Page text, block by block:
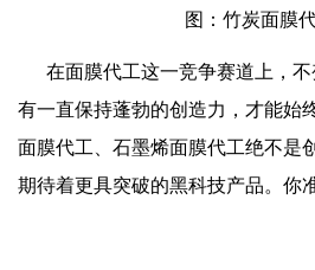
图：竹炭面膜
在面膜代工这一竞争赛道上，
有一直保持蓬勃的创造力，才能始
面膜代工、石墨烯面膜代工绝不是
期待着更具突破的黑科技产品。你